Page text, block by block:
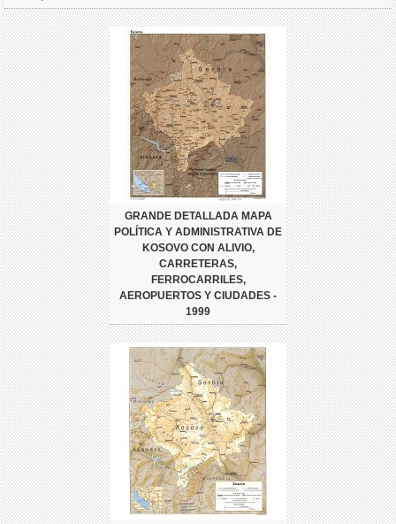
GRANDE DETALLADA MAPA
POLÍTICA Y ADMINISTRATIVA DE
KOSOVO CON ALIVIO,
CARRETERAS,
FERROCARRILES,
AEROPUERTOS Y CIUDADES -
1999